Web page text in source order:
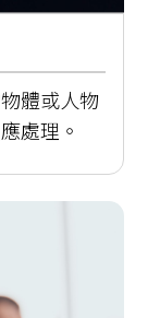
體或人物
處理。